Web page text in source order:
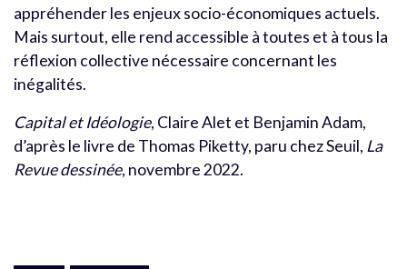
appréhender les enjeux socio-économiques actuels.
Mais surtout, elle rend accessible à toutes et à tous la
réflexion collective nécessaire concernant les
inégalités.
Capital et Idéologie, Claire Alet et Benjamin Adam,
d’après le livre de Thomas Piketty, paru chez Seuil, La
Revue dessinée, novembre 2022.